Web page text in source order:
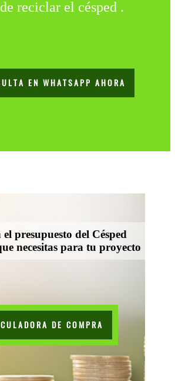
reciclar el césped .
EN WHATSAPP AHORA
el presupuesto del Césped
necesitas para tu proyecto
DE COMPRA